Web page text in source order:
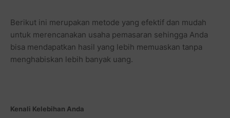
Berikut ini merupakan metode yang efektif dan mudah
untuk merencanakan usaha pemasaran sehingga Anda
bisa mendapatkan hasil yang lebih memuaskan tanpa
menghabiskan lebih banyak uang.
Kenali Kelebihan Anda